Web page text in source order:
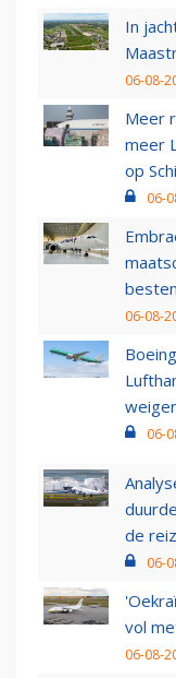
In
06-08-
Meer
meer
op
06-
06-08-
06-
de
06-
vol
06-08-